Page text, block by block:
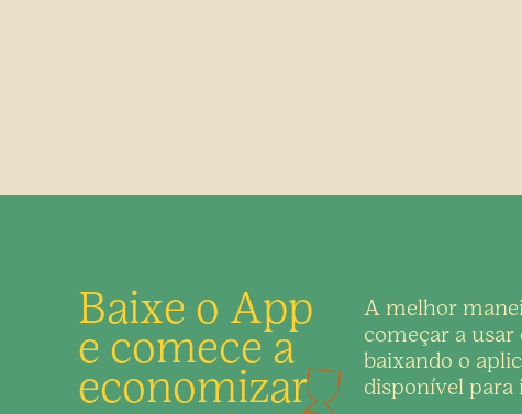
Baixe o App
e comece a
economizar
A melhor
começar a usar
baixando o
disponível para